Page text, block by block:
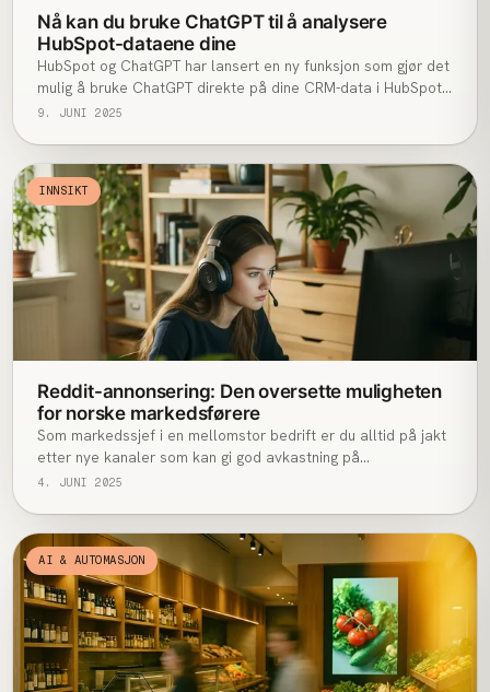
Nå kan du bruke ChatGPT til å analysere
HubSpot-dataene dine
HubSpot og ChatGPT har lansert en ny funksjon som gjør det
mulig å bruke ChatGPT direkte på dine CRM-data i HubSpot.
Det betyr at du nå kan stille spørsmål og få smarte,
markedsføring eller kundeservice.
9. JUNI 2025
INNSIKT
Reddit-annonsering: Den oversette muligheten
for norske markedsførere
Som markedssjef i en mellomstor bedrift er du alltid på jakt
etter nye kanaler som kan gi god avkastning på
markedsføringsinvesteringene. Mens mange fokuserer på
4. JUNI 2025
AI & AUTOMASJON